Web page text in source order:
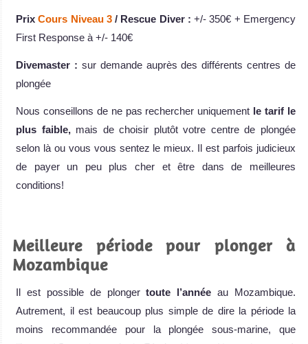
PrixCours Niveau 3/ Rescue Diver : +/- 350€ + Emergency
First Response à +/- 140€
Divemaster : sur demande auprès des différents centres de
plongée
Nous conseillons de ne pas rechercher uniquement le tarif le
plus faible,mais de choisir plutôt votre centre de plongée
selon là ou vous vous sentez le mieux. Il est parfois judicieux
de payer un peu plus cher et être dans de meilleures
conditions!
Meilleure période pour plonger à
Mozambique
Il est possible de plongertoute l’année au Mozambique.
Autrement, il est beaucoup plus simple de dire la période la
moins recommandée pour la plongée sous-marine, que